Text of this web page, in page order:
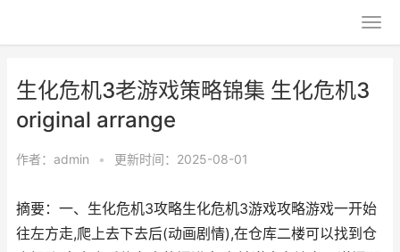
生化危机3老游戏策略锦集 生化危机3
original arrange
作者： admin • 更新时间：2025-08-01
摘要：一、生化危机3攻略生化危机3游戏攻略游戏一开始
往左方走,爬上去下去后(动画剧情),在仓库二楼可以找到仓